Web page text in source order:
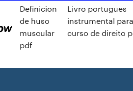
Definicion
de huso
muscular
pdf
Livro portugues
instrumental para
curso de direito